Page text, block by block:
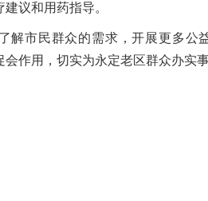
议和用药指导。
解市民群众的需求，开展更多公
会作用，切实为永定老区群众办实